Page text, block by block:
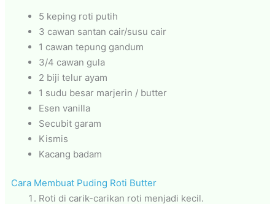
5 keping roti putih
3 cawan santan cair/susu cair
1 cawan tepung gandum
3/4 cawan gula
2 biji telur ayam
1 sudu besar marjerin / butter
Esen vanilla
Secubit garam
Kismis
Kacang badam
Cara Membuat Puding Roti Butter
Roti di carik-carikan roti menjadi kecil.